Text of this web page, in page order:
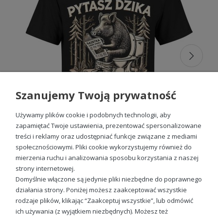
Śmieszny prezent na 40 urodziny dla
mężczyzny
sprawdzi się szczególnie wtedy, gdy jubilat ma
dystans do siebie i lubi żartować ze swojego wieku.
Zabawny nadruk może nawiązywać do rozpoczęcia nowej
dekady, doświadczenia życiowego albo popularnych
stereotypów związanych z czterdziestką.
śmieszne koszulki męskie
propozycje naśmieszny prezent dla faceta. Najlepiej
dla mężczyzny
Praktyczny prezent na 40 urodziny dla mężczyznynie
musi być nudny. Koszulka lub bluza może łączyć codzienną
funkcjonalność z nadrukiem, który podkreśla styl i
zainteresowania właściciela. Taki podarunek można
wykorzystać podczas spaceru, spotkania ze znajomymi,
wyjazdu czy odpoczynku w domu.
Jeżeli szukasz ciepłego ubrania na prezent, sprawdźbluzy
męskie z nadrukiem. Przed zamówieniem warto poznać
Koszulka Pytasz dzika czy sra w lesie męska z nadrukiem
Szanujemy Twoją prywatność
Używamy plików cookie i podobnych technologii, aby
zapamiętać Twoje ustawienia, prezentować spersonalizowane
treści i reklamy oraz udostępniać funkcje związane z mediami
społecznościowymi. Pliki cookie wykorzystujemy również do
mierzenia ruchu i analizowania sposobu korzystania z naszej
strony internetowej.
Domyślnie włączone są jedynie pliki niezbędne do poprawnego
działania strony. Poniżej możesz zaakceptować wszystkie
rodzaje plików, klikając “Zaakceptuj wszystkie”, lub odmówić
ich używania (z wyjątkiem niezbędnych). Możesz też